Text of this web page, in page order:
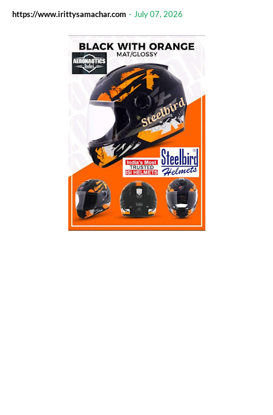
https://www.irittysamachar.com - July 07, 2026